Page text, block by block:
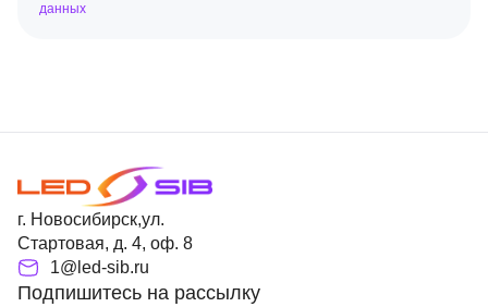
данных
г. Новосибирск,ул.
Стартовая, д. 4, оф. 8
1@led-sib.ru
Подпишитесь на рассылку